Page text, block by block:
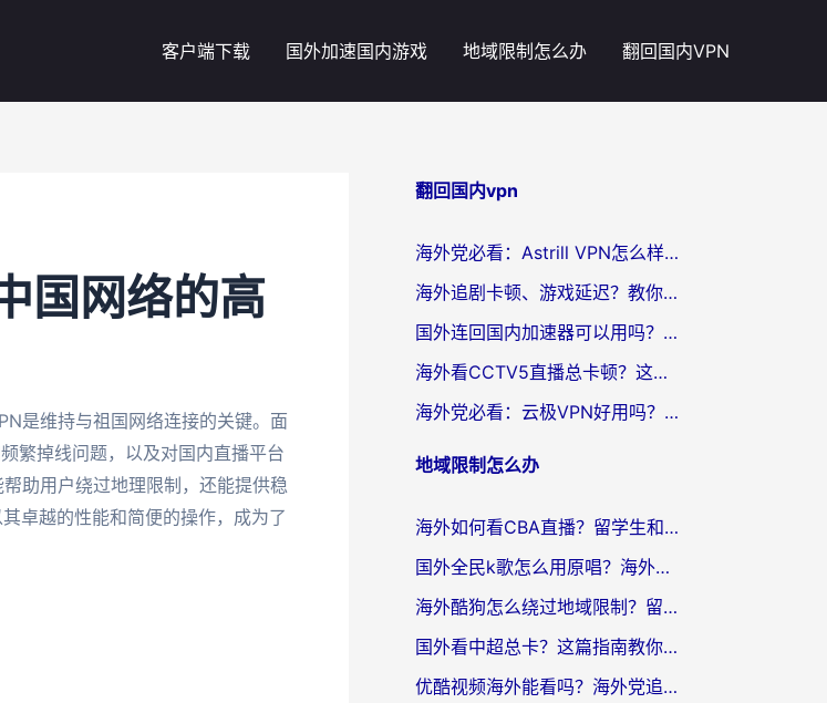
客户端下载 国外加速国内游戏 地域限制怎么办 翻回国内VPN
国网络的高
是维持与祖国网络连接的关键。面
繁掉线问题，以及对国内直播平台
助用户绕过地理限制，还能提供稳
卓越的性能和简便的操作，成为了
翻回国内vpn
海外党必看：Astrill VPN怎么样？3步选对回国加速器实现无缝刷剧玩游戏
海外追剧卡顿、游戏延迟？教你选回国加速器，附免费加速器试用一小时福利
国外连回国内加速器可以用吗？海外党亲测实用指南，解决追剧游戏卡顿难题
海外看CCTV5直播总卡顿？这篇指南教你选对回国加速器，无缝刷国内资源
海外党必看：云极VPN好用吗？和uuVPN对比哪个回国效果更好？附真实体验+避坑指南
地域限制怎么办
海外如何看CBA直播？留学生和华人必看的无卡顿观赛指南
国外全民k歌怎么用原唱？海外党亲测有效的回国加速解决方案
海外酷狗怎么绕过地域限制？留学生亲测有效的回国加速器选择指南
国外看中超总卡？这篇指南教你在海外流畅看体育赛事+中文解说（附避坑技巧）
优酷视频海外能看吗？海外党追剧看电影的终极解决方案来了